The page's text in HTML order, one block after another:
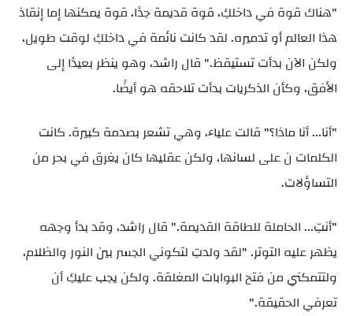
"هناك قوة في داخلكِ، قوة قديمة جدًا، قوة يمكنها إما إنقاذ
هذا العالم أو تدميره. لقد كانت نائمة في داخلكِ لوقت طويل،
ولكن الآن بدأت تستيقظ." قال راشد، وهو ينظر بعيدًا إلى
الأفق، وكأن الذكريات بدأت تلاحقه هو أيضًا.
"أنا... أنا ماذا؟" قالت علياء، وهي تشعر بصدمة كبيرة. كانت
الكلمات ن على لسانها، ولكن عقليها كان يغرق في بحر من
التساؤلات.
"أنتِ... الحاملة للطاقة القديمة." قال راشد، وقد بدأ وجهه
يظهر عليه التوتر. "لقد ولدتِ لتكوني الجسر بين النور والظلام،
ولتتمكني من فتح البوابات المغلقة. ولكن يجب عليكِ أن
تعرفي الحقيقة."